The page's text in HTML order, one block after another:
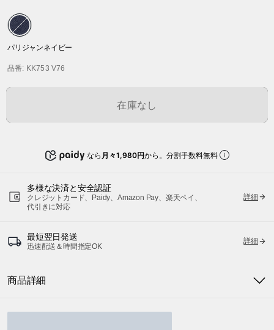
パリジャンネイビー
品番: KK753 V76
在庫なし
なら 月々1,980円から。分割手数料無料
多様な決済と安全認証
クレジットカード、Paidy、Amazon Pay、楽天ペイ、
代引きに対応
詳細
最短翌日発送
迅速配送＆時間指定OK
詳細
商品詳細